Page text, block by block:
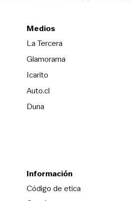
Medios
La TerceraOpens in new
Glamorama
Icarito
Auto.cl
DunaOpens in new window
Información
Código de eticaOpens in new